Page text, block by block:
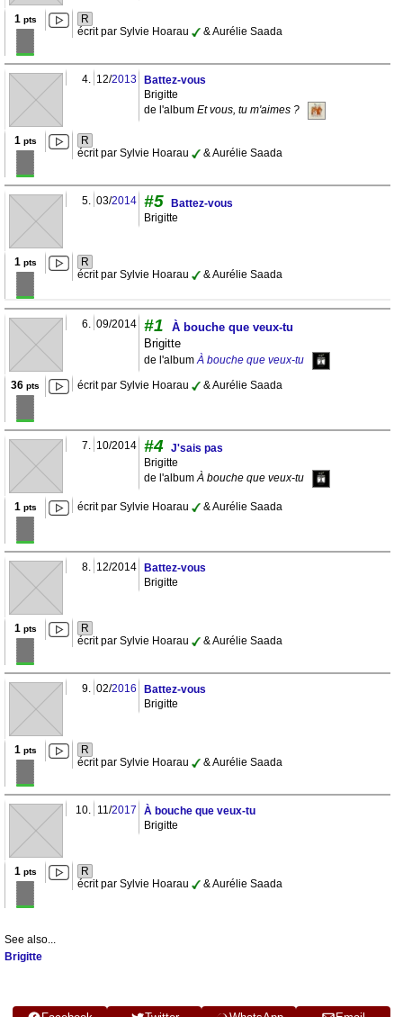
1 pts
R
écrit par Sylvie Hoarau
& Aurélie Saada
4. 12/2013
Battez-vous
Brigitte
de l'album Et vous, tu m'aimes ?
1 pts
R
écrit par Sylvie Hoarau
& Aurélie Saada
5. 03/2014 #5
Battez-vous
Brigitte
1 pts
R
écrit par Sylvie Hoarau
& Aurélie Saada
6. 09/2014 #1
À bouche que veux-tu
Brigitte
de l'albumÀ bouche que veux-tu
36 pts écrit par Sylvie Hoarau & Aurélie Saada
7. 10/2014 #4 J'sais pas
Brigitte
de l'albumÀ bouche que veux-tu
1 pts écrit par Sylvie Hoarau & Aurélie Saada
8. 12/2014
Battez-vous
Brigitte
1 pts
R
écrit par Sylvie Hoarau
& Aurélie Saada
9. 02/2016
Battez-vous
Brigitte
1 pts
R
écrit par Sylvie Hoarau
& Aurélie Saada
10. 11/2017
À bouche que veux-tu
Brigitte
1 pts
R
écrit par Sylvie Hoarau
& Aurélie Saada
See also...
Brigitte